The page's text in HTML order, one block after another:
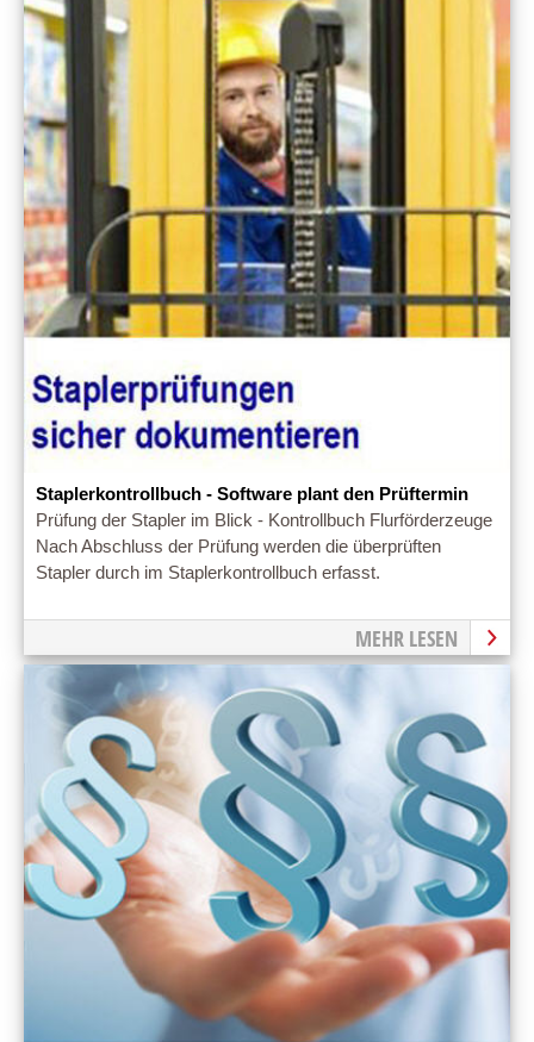
Staplerkontrollbuch - Software plant den Prüftermin
Prüfung der Stapler im Blick - Kontrollbuch Flurförderzeuge
Nach Abschluss der Prüfung werden die überprüften
Stapler durch im Staplerkontrollbuch erfasst.
MEHR LESEN